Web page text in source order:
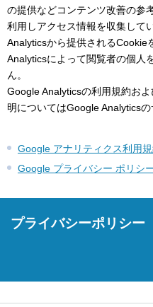
の提供などコンテンツ改善の参
利用しアクセス情報を収集して
Analyticsから提供されるCookie
Analyticsによって閲覧者の個人
ん。
Google Analyticsの利用規約お
明についてはGoogle Analyticsの
Google アナリティクス利用
Google プライバシー ポリシ
プライバシーポリシー